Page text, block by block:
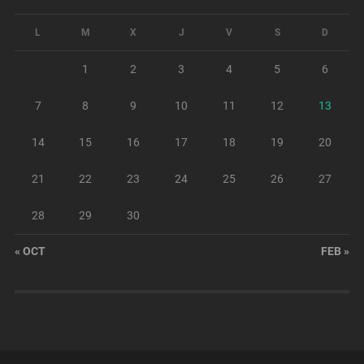
L M X J V S D
1 2 3 4 5 6
7 8 9 10 11 12 13
14 15 16 17 18 19 20
21 22 23 24 25 26 27
28 29 30
« OCT FEB »